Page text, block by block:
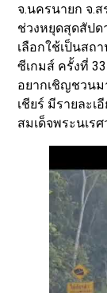
จ.นครนายก จ.
ช่วงหยุดสุดสัป
เลือกใช้เป็นสถ
ซีเกมส์ ครั้งที่
อยากเชิญชวนม
เชียร์ มีรายละ
สมเด็จพระนเร